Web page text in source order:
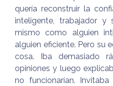
quería reconstruir la
inteligente, trabajador
mismo como alguien
alguien eficiente. Pero su
cosa. Iba demasiado
opiniones y luego
no funcionarían.